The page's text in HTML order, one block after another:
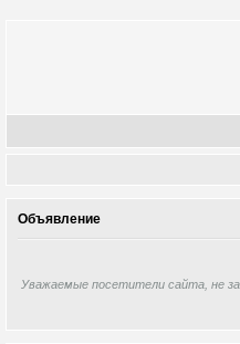
Объявление
Уважаемые посетители сайта, не